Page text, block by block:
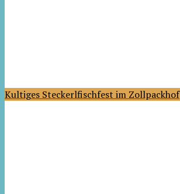
Kultiges Steckerlfischfest im Zollpackhof